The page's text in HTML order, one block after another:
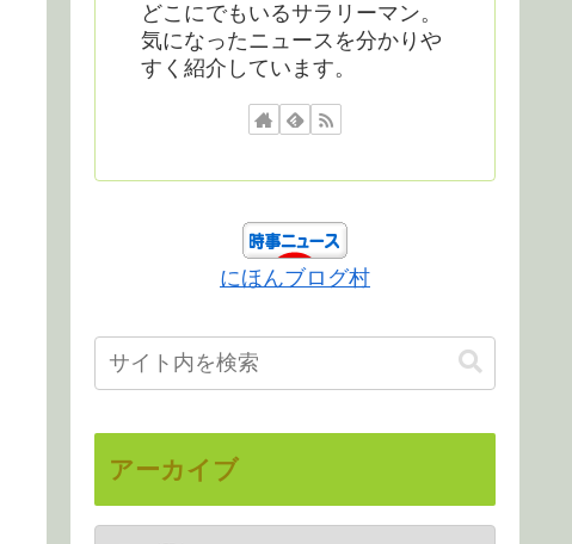
どこにでもいるサラリーマン。
気になったニュースを分かりや
すく紹介しています。
にほんブログ村
アーカイブ